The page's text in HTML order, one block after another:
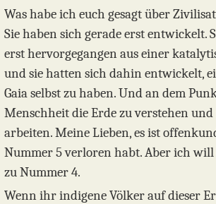
Was habe ich euch gesagt über
Sie haben sich gerade erst entwickelt.
erst hervorgegangen aus einer
und sie hatten sich dahin entwickelt,
Gaia selbst zu haben. Und an dem
Menschheit die Erde zu verstehen
arbeiten. Meine Lieben, es ist
Nummer 5 verloren habt. Aber ich will
zu Nummer 4.
Wenn ihr indigene Völker auf dieser